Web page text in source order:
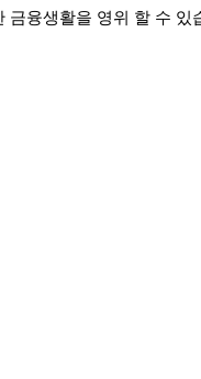
금융생활을 영위 할 수 있